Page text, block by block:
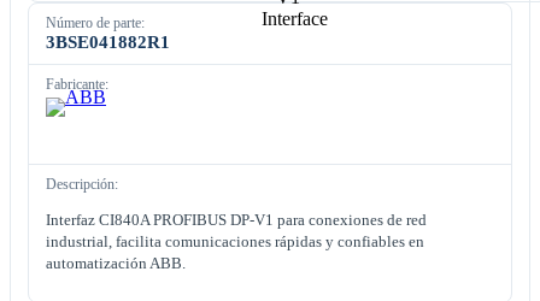
Número de parte:
3BSE041882R1
Fabricante:
Descripción:
Interfaz CI840A PROFIBUS DP-V1 para conexiones de red
industrial, facilita comunicaciones rápidas y confiables en
automatización ABB.